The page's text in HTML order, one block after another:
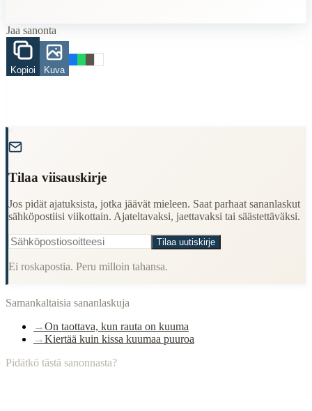
Related Topics
kuuma
Cultural Context
Language:Finnish (suomi)
Jaa sanonta
Kopioi Kuva
Tilaa viisauskirje
Jos pidät ajatuksista, jotka jäävät mieleen. Saat parhaat sananlaskut
sähköpostiisi viikottain. Ajateltavaksi, jaettavaksi tai säästettäväksi.
Tilaa uutiskirje
Ei roskapostia. Peru milloin tahansa.
Samankaltaisia sananlaskuja
→On taottava, kun rauta on kuuma
→Kiertää kuin kissa kuumaa puuroa
Pidätkö tästä sanonnasta?